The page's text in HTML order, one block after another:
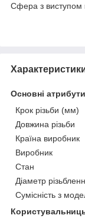
Сфера з виступом
Основні атрибути
Крок різьби (мм)
Довжина різьби
Країна виробник
Виробник
Стан
Діаметр
Сумісність з